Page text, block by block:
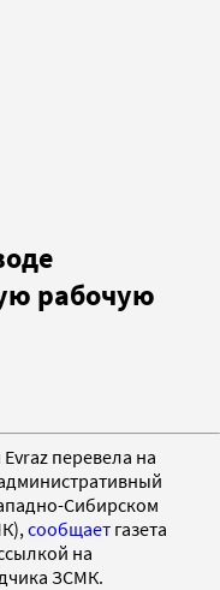
рабочую
перевела на
Сибирском
сообщает газета
на
ЗСМК.